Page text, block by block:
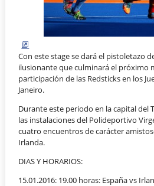
Con este stage se dará el pistoletazo
ilusionante que culminará el próximo
participación de las Redsticks en los
Janeiro.
Durante este periodo en la capital del
las instalaciones del Polideportivo
cuatro encuentros de carácter
Irlanda.
DIAS Y HORARIOS:
15.01.2016: 19.00 horas: España vs